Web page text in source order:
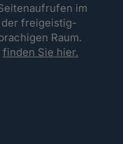
im
freigeistig-
Raum.
finden Sie hier.